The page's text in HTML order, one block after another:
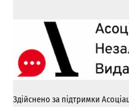
Здійснено за підтримки